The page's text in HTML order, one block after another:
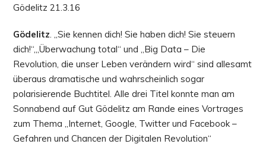
Gödelitz 21.3.16
Gödelitz. „Sie kennen dich! Sie haben dich! Sie steuern
dich!“,„Überwachung total“ und „Big Data – Die
Revolution, die unser Leben verändern wird“ sind allesamt
überaus dramatische und wahrscheinlich sogar
polarisierende Buchtitel. Alle drei Titel konnte man am
Sonnabend auf Gut Gödelitz am Rande eines Vortrages
zum Thema „Internet, Google, Twitter und Facebook –
Gefahren und Chancen der Digitalen Revolution“